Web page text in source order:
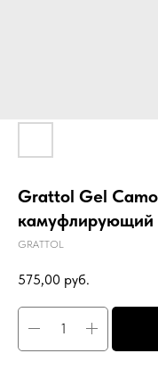
Grattol Gel
GRATTOL
575,00 руб.